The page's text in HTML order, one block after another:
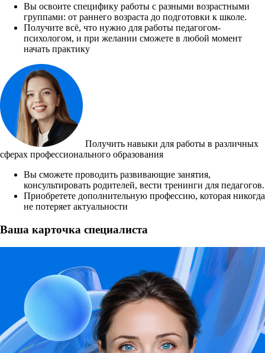
Вы освоите специфику работы с разными возрастными
группами: от раннего возраста до подготовки к школе.
Получите всё, что нужно для работы педагогом-
психологом, и при желании сможете в любой момент
начать практику
Получить навыки для работы в различных
сферах профессионального образования
Вы сможете проводить развивающие занятия,
консультировать родителей, вести тренинги для педагогов.
Приобретете дополнительную профессию, которая никогда
не потеряет актуальности
Ваша карточка специалиста